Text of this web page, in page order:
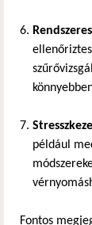
például
Fontos